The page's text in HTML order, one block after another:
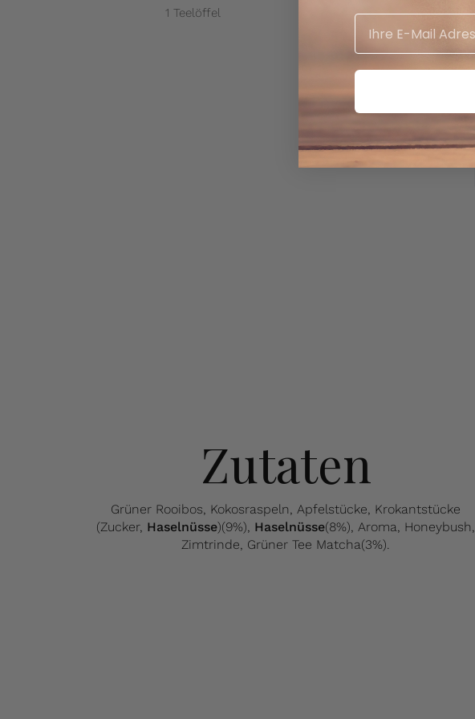
1 Teelöffel
Zutaten
Grüner Rooibos, Kokosraspeln, Apfelstücke, Krokantstücke
(Zucker, Haselnüsse)(9%), Haselnüsse(8%), Aroma, Honeybush,
Zimtrinde, Grüner Tee Matcha(3%).